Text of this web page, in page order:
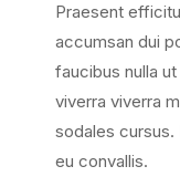
Praesent
accumsan dui
faucibus nulla
viverra viverra
sodales cursus.
eu convallis.